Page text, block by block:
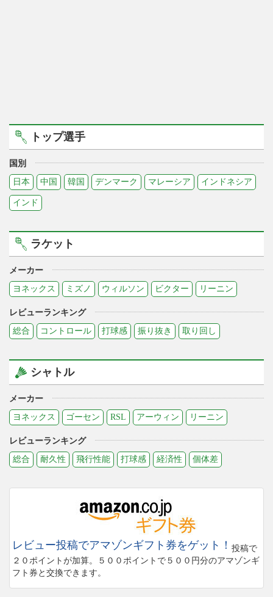
トップ選手
国別
日本
中国 韓国 デンマーク マレーシア インドネシア
インド
ラケット
メーカー
ヨネックス
ミズノ ウィルソン ビクター リーニン
レビューランキング
総合
コントロール 打球感 振り抜き 取り回し
シャトル
メーカー
ヨネックス
ゴーセン RSL アーウィン リーニン
レビューランキング
総合
耐久性 飛行性能 打球感 経済性 個体差
レビュー投稿でアマゾンギフト券をゲット！ 投稿で
２０ポイントが加算。５００ポイントで５００円分のアマゾンギ
フト券と交換できます。